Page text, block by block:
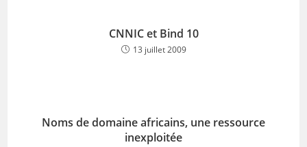
CNNIC et Bind 10
13 juillet 2009
Noms de domaine africains, une ressource
inexploitée